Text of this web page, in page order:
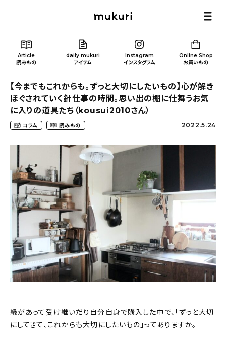
Article
読みもの
daily mukuri
アイテム
Instagram
インスタグラム
Online Shop
お買いもの
カテゴリー一覧
新着記事
人気の記事
おすすめの記事
コラム
キッチン
【今までもこれからも。ずっと大切にしたいもの】心が解き
ほぐされていく針仕事の時間。思い出の棚に仕舞うお気
に入りの道具たち（kousui2010さん）
コラム 読みもの 2022.5.24
縁があって受け継いだり自分自身で購入した中で、「ずっと大切
にしてきて、これからも大切にしたいもの」ってありますか。